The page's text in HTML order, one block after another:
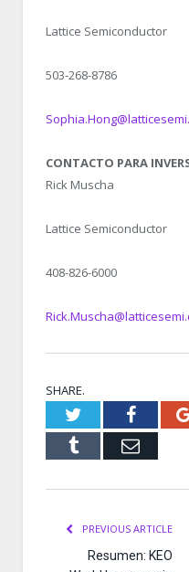
Lattice Semiconductor
503-268-8786
CONTACTO PARA
Rick Muscha
Lattice Semiconductor
408-826-6000
SHARE.
Twitter
Tumblr Email
PREVIOUS ARTICLE
Resumen: KEO